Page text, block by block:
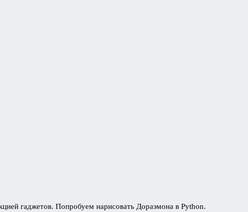
гаджетов. Попробуем нарисовать Дораэмона в Python.